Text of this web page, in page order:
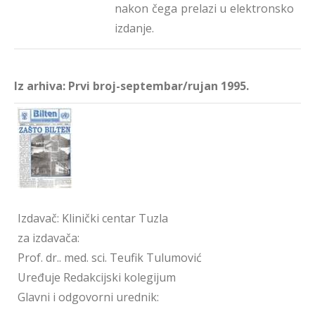
nakon čega prelazi u elektronsko
izdanje.
Iz arhiva: Prvi broj-septembar/rujan 1995.
Izdavač: Klinički centar Tuzla
za izdavača:
Prof. dr.. med. sci. Teufik Tulumović
Uređuje Redakcijski kolegijum
Glavni i odgovorni urednik: